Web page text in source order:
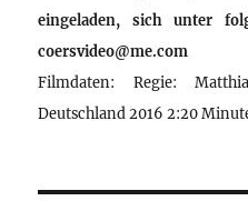
eingeladen, sich unter
coersvideo@me.com
Filmdaten: Regie:
Deutschland 2016 2:20